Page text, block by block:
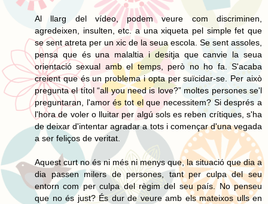
Al llarg del vídeo, podem veure com discriminen,
agredeixen, insulten, etc. a una xiqueta pel simple fet que
se sent atreta per un xic de la seua escola. Se sent assoles,
pensa que és una malaltia i desitja que canvie la seua
orientació sexual amb el temps, però no ho fa. S'acaba
creient que és un problema i opta per suïcidar-se. Per això
pregunta el títol “all you need is love?” moltes persones se'l
preguntaran, l'amor és tot el que necessitem? Si després a
l'hora de voler o lluitar per algú sols es reben crítiques, s'ha
de deixar d'intentar agradar a tots i començar d'una vegada
a ser feliços de veritat.
Aquest curt no és ni més ni menys que, la situació que dia a
dia passen milers de persones, tant per culpa del seu
entorn com per culpa del règim del seu país. No penseu
que no és just? És dur de veure amb els mateixos ulls en